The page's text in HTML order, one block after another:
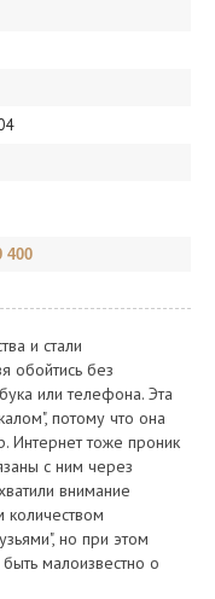
400
и стали
обойтись без
или телефона. Эта
потому что она
Интернет тоже проник
с ним через
внимание
но при этом
малоизвестно о